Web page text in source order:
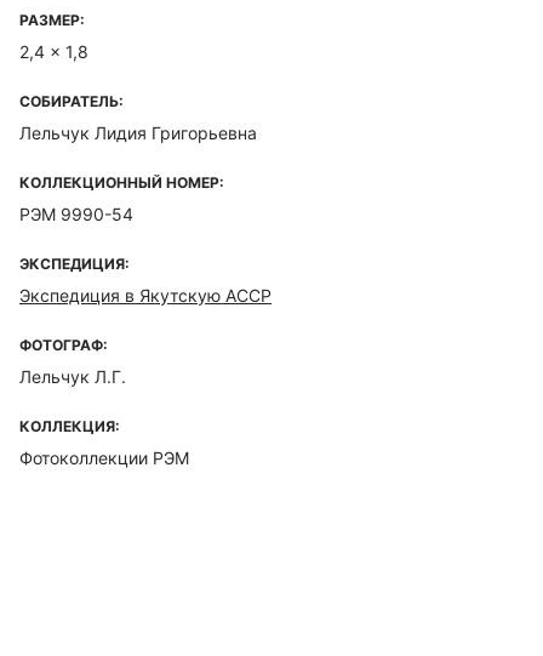
РАЗМЕР:
2,4 x 1,8
СОБИРАТЕЛЬ:
Лельчук Лидия Григорьевна
КОЛЛЕКЦИОННЫЙ НОМЕР:
РЭМ 9990-54
ЭКСПЕДИЦИЯ:
Экспедиция в Якутскую АССР
ФОТОГРАФ:
Лельчук Л.Г.
КОЛЛЕКЦИЯ:
Фотоколлекции РЭМ